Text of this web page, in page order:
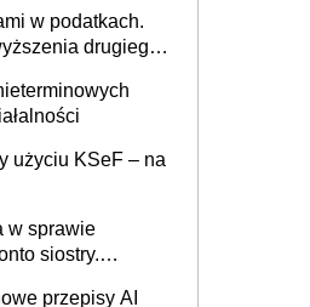
w podatkach.
drugiego
użyciu KSeF – na
w sprawie
siostry.
przepisy AI